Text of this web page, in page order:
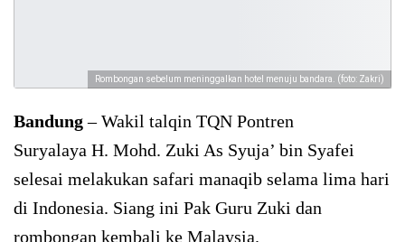
Rombongan sebelum meninggalkan hotel menuju bandara. (foto: Zakri)
Bandung– Wakil talqin TQN Pontren
Suryalaya H. Mohd. Zuki As Syuja’ bin Syafei
selesai melakukan safari manaqib selama lima hari
di Indonesia. Siang ini Pak Guru Zuki dan
rombongan kembali ke Malaysia.